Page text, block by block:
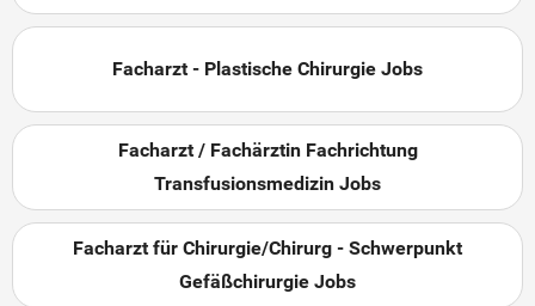
Facharzt - Plastische Chirurgie Jobs
Facharzt / Fachärztin Fachrichtung
Transfusionsmedizin Jobs
Facharzt für Chirurgie/Chirurg - Schwerpunkt
Gefäßchirurgie Jobs